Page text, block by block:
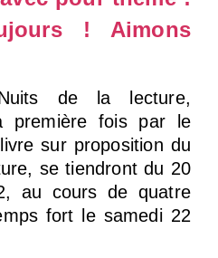
! Aimons
de la lecture,
première fois par le
sur proposition du
se tiendront du 20
au cours de quatre
fort le samedi 22